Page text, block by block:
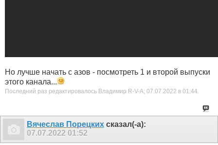
Но лучше начать с азов - посмотреть 1 и второй выпуски
этого канала...
Последний раз редактировалось Владимир R-V-A; 07.07.2022 в 01:44.
Вячеслав Порецких сказал(-а):
07.07.2022 01:52